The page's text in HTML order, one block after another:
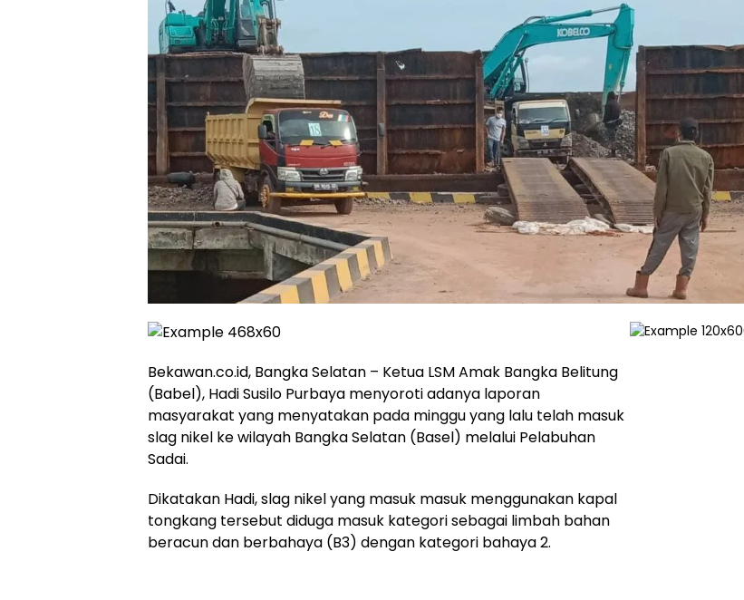
Bekawan.co.id, Bangka Selatan – Ketua LSM Amak Bangka Belitung
(Babel), Hadi Susilo Purbaya menyoroti adanya laporan
masyarakat yang menyatakan pada minggu yang lalu telah masuk
slag nikel ke wilayah Bangka Selatan (Basel) melalui Pelabuhan
Sadai.
Dikatakan Hadi, slag nikel yang masuk masuk menggunakan kapal
tongkang tersebut diduga masuk kategori sebagai limbah bahan
beracun dan berbahaya (B3) dengan kategori bahaya 2.